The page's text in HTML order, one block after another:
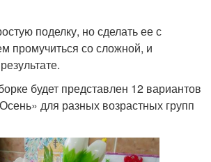
поделку, но сделать ее с
промучиться со сложной, и
будет представлен 12 вариантов
для разных возрастных групп